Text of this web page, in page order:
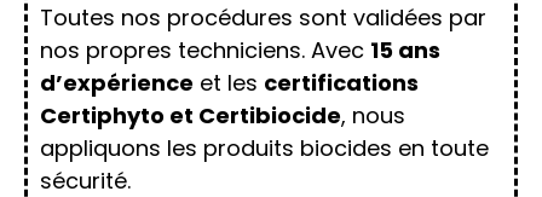
Toutes nos procédures sont validées par
nos propres techniciens. Avec 15 ans
d’expérience et les certifications
Certiphyto et Certibiocide, nous
appliquons les produits biocides en toute
sécurité.